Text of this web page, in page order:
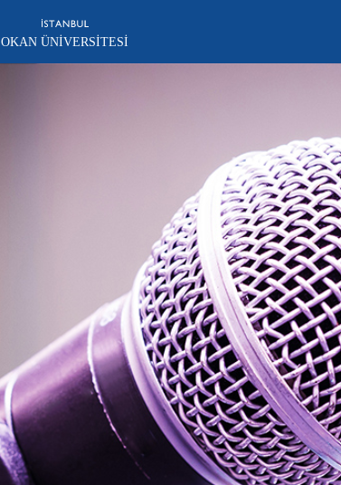
OKAN ÜNIVERSITESI